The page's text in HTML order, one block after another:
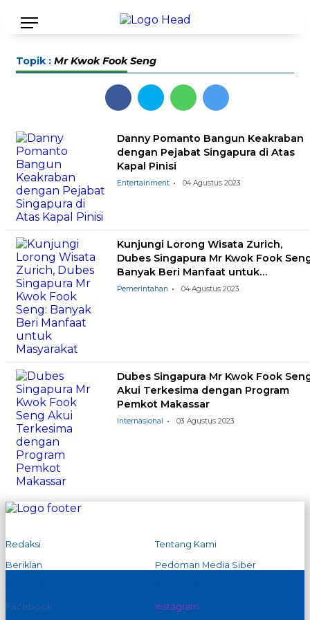
Topik : Mr Kwok Fook Seng
Danny Pomanto Bangun Keakraban
dengan Pejabat Singapura di Atas
Kapal Pinisi
Entertainment 04 Agustus 2023
Kunjungi Lorong Wisata Zurich,
Dubes Singapura Mr Kwok Fook
Banyak Beri Manfaat untuk
Masyarakat
Pemerintahan 04 Agustus 2023
Dubes Singapura Mr Kwok Fook
Akui Terkesima dengan Program
Pemkot Makassar
Internasional 03 Agustus 2023
Redaksi
Tentang Kami
Beriklan
Pedoman Media Siber
Facebook
Instagram